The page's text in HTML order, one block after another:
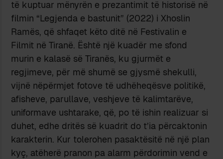
të kuptuar mënyrën e prezantimit të historisë në
filmin “Legjenda e bastunit” (2022) i Xhoslin
Ramës, që shfaqet këto ditë në Festivalin e
Filmit në Tiranë. Është një kuadër me sfond
murin e kalasë së Tiranës, ku gjurmët e
regjimeve, për më shumë se gjysmë shekulli,
vijnë nëpërmjet fotove të udhëheqësve politikë,
afisheve, parullave, veshjeve të kalimtarëve,
uniformave ushtarake, që, po të ishin realizuar si
duhet, edhe dritës së kuadrit do t’ia përcaktonin
karakterin. Kur tolerohen pasaktësitë në një plan
kyç, atëherë pranon pa alarm përdorimin vend e